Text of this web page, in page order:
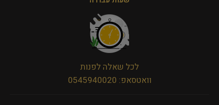
לכל שאלה לפנות
וואטסאפ: 0545940020